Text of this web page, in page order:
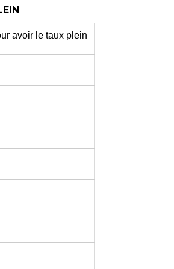
avoir le taux plein